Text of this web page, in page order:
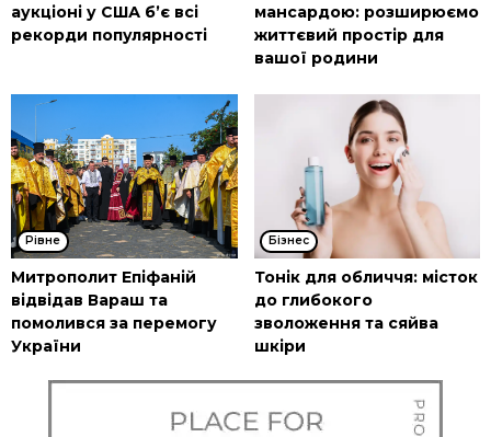
аукціоні у США б’є всі
рекорди популярності
мансардою: розширюємо
життєвий простір для
вашої родини
Рівне
Митрополит Епіфаній
відвідав Вараш та
помолився за перемогу
України
Бізнес
Тонік для обличчя: місток
до глибокого
зволоження та сяйва
шкіри